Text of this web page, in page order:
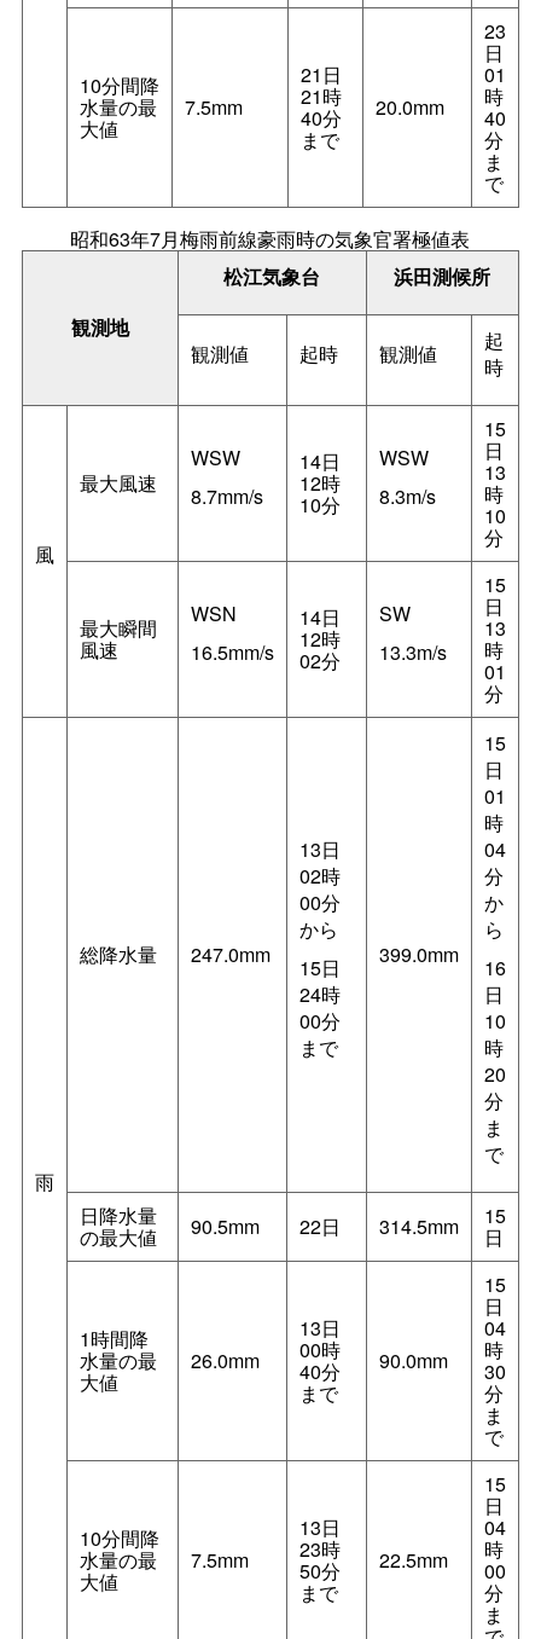
10分間降
水量の最
大値
7.5mm
21日
21時
40分
まで
20.0mm
23
日
01
時
40
分
ま
で
昭和63年7月梅雨前線豪雨時の気象官署極値表
観測地
松江気象台 浜田測候所
観測値 起時 観測値
起
時
風
最大風速
WSW
8.7mm/s
14日
12時
10分
WSW
8.3m/s
15
日
13
時
10
分
最大瞬間
風速
WSN
16.5mm/s
14日
12時
02分
SW
13.3m/s
15
日
13
時
01
分
雨
総降水量 247.0mm
13日
02時
00分
から
15日
24時
00分
まで
399.0mm
15
日
01
時
04
分
か
ら
16
日
10
時
20
分
ま
で
日降水量
の最大値 90.5mm 22日 314.5mm 15
日
1時間降
水量の最
大値
26.0mm
13日
00時
40分
まで
90.0mm
15
日
04
時
30
分
ま
で
10分間降
水量の最
大値
7.5mm
13日
23時
50分
まで
22.5mm
15
日
04
時
00
分
ま